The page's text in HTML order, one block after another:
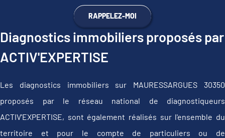
RAPPELEZ-MOI
Diagnostics immobiliers proposés par
ACTIV'EXPERTISE
Les diagnostics immobiliers sur MAURESSARGUES 30350
proposés par le réseau national de diagnostiqueurs
ACTIV'EXPERTISE, sont également réalisés sur l'ensemble du
territoire et pour le compte de particuliers ou de